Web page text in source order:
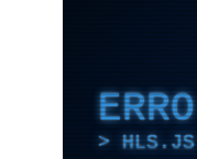
ERRO
HLS.JS